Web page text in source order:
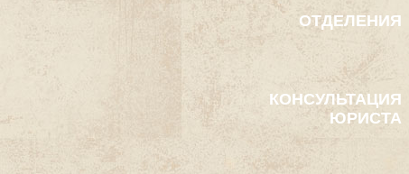
ОТДЕЛЕНИЯ
КОНСУЛЬТАЦИЯ
ЮРИСТА